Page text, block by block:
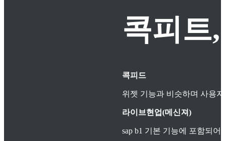
콕피트
콕피드
위젯 기능과 비슷하며 사용
라이브현업(메신져)
sap b1 기본 기능에 포함되